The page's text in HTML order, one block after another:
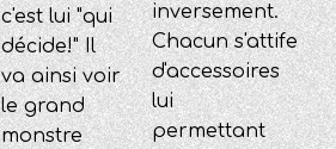
c'est lui "qui
décide!" Il
va ainsi voir
le grand
monstre
inversement.
Chacun s'attife
d'accessoires
lui
permettant